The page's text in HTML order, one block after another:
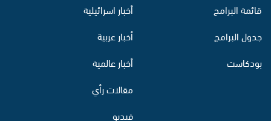
قائمة البرامج
جدول البرامج
بودكاست
أخبار اسرائيلية
أخبار عربية
أخبار عالمية
مقالات رأي
فيديو